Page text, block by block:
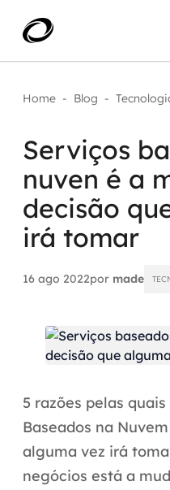
Aplicar IA com impacto
AI / Machine Learning
IA Generativa
Agentes de IA
Aceleradores de IA
Automação inteligente
Integração de IA
AI Day
Projetos
Carreira
Home - Blog -
Serviços
nuven é a
decisão
irá tomar
16 ago 2022por made
5 razões pelas
Baseados na
alguma vez irá
negócios está a